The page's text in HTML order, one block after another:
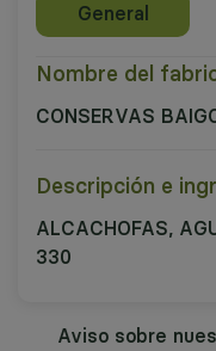
General
Nombre del
CONSERVAS
Descripción e
ALCACHOFAS,
330
Aviso sobre